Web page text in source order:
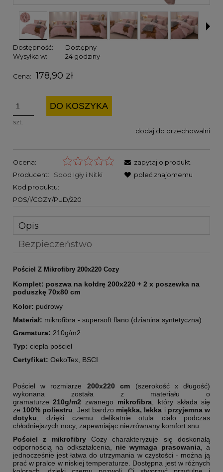
Dostępność:
Dostępny
Wysyłka w:
24 godziny
Cena: 178,90 zł
szt.
DO KOSZYKA
dodaj do przechowalni
Ocena:
Producent:
Spod Igły i Nitki
Kod produktu:
POS/I/COZY/PUD/220
zapytaj o produkt
poleć znajomemu
Opis
Bezpieczeństwo
Pościel Z Mikrofibry 200x220 Cozy
Komplet: poszwa na kołdrę 200x220 + 2 x poszewka na
poduszkę 70x80 cm
Kolor: pudrowy
Materiał: mikrofibra - supersoft flano (dzianina syntetyczna)
Gramatura: 210g/m2
Typ: ciepła pościel
Certyfikat: OekoTex, BSCI
Pościel w rozmiarze 200x220 cm (szerokość x długość)
wykonana została z materiału o
gramaturze210g/m2 zwanego mikrofibra , który składa się
ze 100% poliestru . Jest bardzo miękka, lekka i przyjemna w
dotyku , dzięki czemu delikatnie otula ciało podczas
chłodniejszych nocy, zapewniając niezrównany komfort snu.
Pościel z mikrofibryCozy charakteryzuje się doskonałą
odpornością na odkształcenia, nie wymaga prasowania, a
jednocześnie jest łatwa do utrzymania w czystości - można ją
prać w pralce w niskiej temperaturze. Dostępna jest w różnych